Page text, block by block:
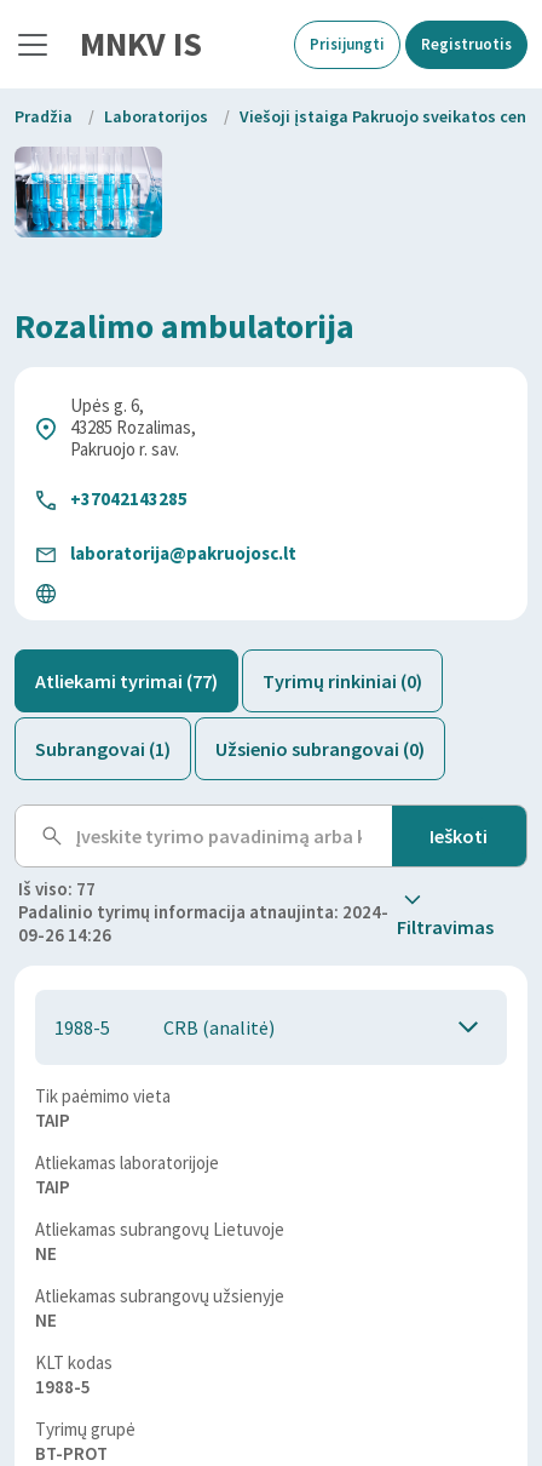
MNKV IS Prisijungti Registruotis
Pradžia / Laboratorijos / Viešoji įstaiga Pakruojo sveikatos
Rozalimo ambulatorija
Upės g. 6,
43285 Rozalimas,
Pakruojo r. sav.
+37042143285
laboratorija@pakruojosc.lt
Atliekami tyrimai (77) Tyrimų rinkiniai (0)
Subrangovai (1) Užsienio subrangovai (0)
Iš viso: 77
Padalinio tyrimų informacija atnaujinta: 2024-
09-26 14:26
Filtravimas
1988-5 CRB (analitė)
Tik paėmimo vieta
TAIP
Atliekamas laboratorijoje
TAIP
Atliekamas subrangovų Lietuvoje
NE
Atliekamas subrangovų užsienyje
NE
KLT kodas
1988-5
Tyrimų grupė
BT-PROT